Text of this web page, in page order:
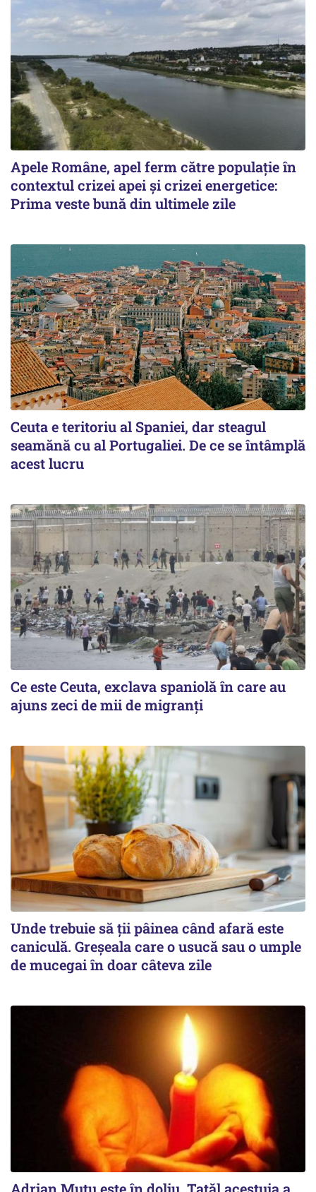
Apele Române, apel ferm către populație în
contextul crizei apei și crizei energetice:
Prima veste bună din ultimele zile
Ceuta e teritoriu al Spaniei, dar steagul
seamănă cu al Portugaliei. De ce se întâmplă
acest lucru
Ce este Ceuta, exclava spaniolă în care au
ajuns zeci de mii de migranți
Unde trebuie să ții pâinea când afară este
caniculă. Greșeala care o usucă sau o umple
de mucegai în doar câteva zile
Adrian Mutu este în doliu. Tatăl acestuia a